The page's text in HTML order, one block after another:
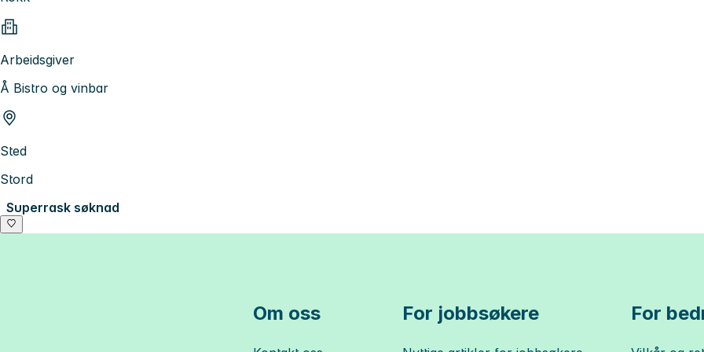
Arbeidsgiver
Å Bistro og vinbar
Sted
Stord
Superrask søknad
Om oss For jobbsøkere For